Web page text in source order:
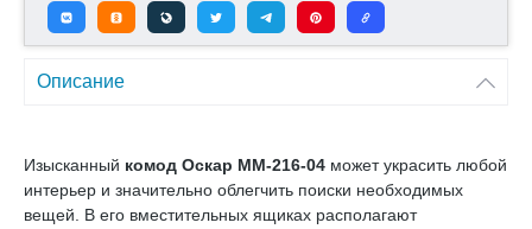
Описание
Изысканный комод Оскар ММ-216-04 может украсить любой
интерьер и значительно облегчить поиски необходимых
вещей. В его вместительных ящиках располагают